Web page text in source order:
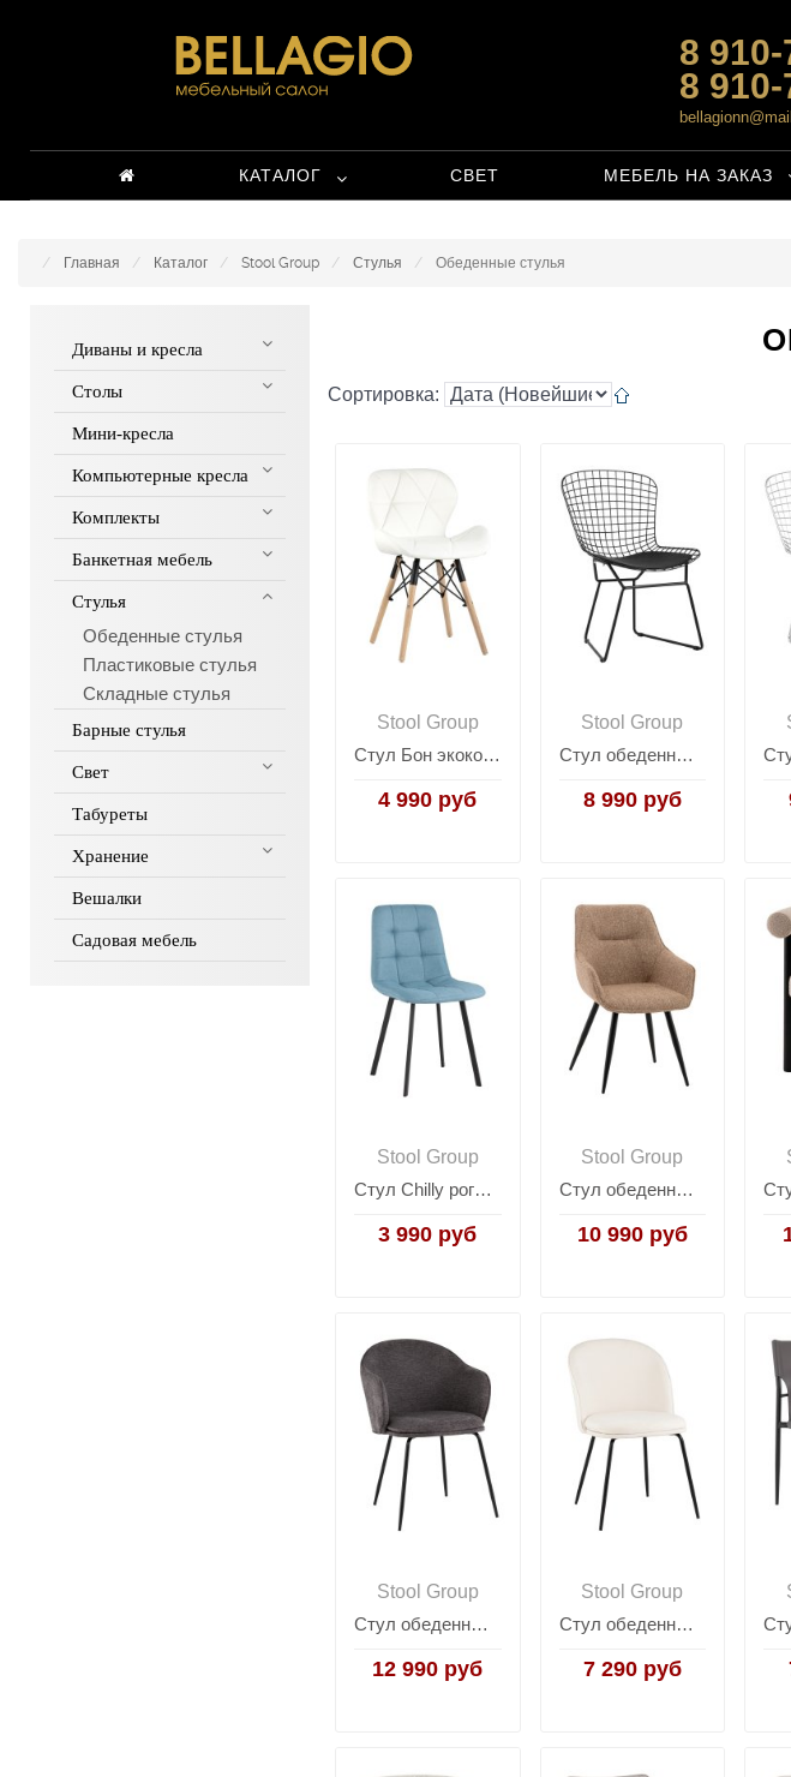
8
8
КАТАЛОГ СВЕТ МЕБЕЛЬ НА ЗАКАЗ
Главная Каталог Stool Group Стулья Обеденные стулья
Диваны и кресла
Столы
Мини-кресла
Компьютерные кресла
Комплекты
Банкетная мебель
Стулья
Обеденные стулья
Пластиковые стулья
Складные стулья
Барные стулья
Свет
Табуреты
Хранение
Вешалки
Садовая мебель
Сортировка:
Stool Group
Стул Бон экокожа белый
4 990 руб
Stool Group
Стул обеденный Bertoia черный с черной подушкой
8 990 руб
Stool Group
Стул Chilly рогожка голубой
3 990 руб
Stool Group
Стул обеденный Eliana бежевый
10 990 руб
Stool Group
Стул обеденный Echo темно-серый
12 990 руб
Stool Group
Стул обеденный HAZEL белый
7 290 руб